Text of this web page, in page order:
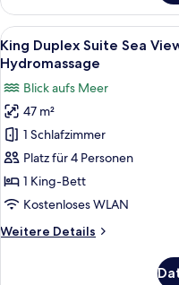
Suite
with Private Heated
Pool and
Hydromassage
Alle
Fotos
für
King Duplex
Suite
Sea
View
with Private Heated
Pool and
anzeigen
10
King Duplex Suite Sea
Hydromassage
Blick aufs Meer
47 m²
1 Schlafzimmer
Platz für 4 Personen
1 King-Bett
Kostenloses WLAN
Weitere Details
Weitere